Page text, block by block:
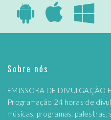
Sobre nós
EMISSORA DE DIVULGAÇÃO
Programação 24 horas de
músicas, programas,